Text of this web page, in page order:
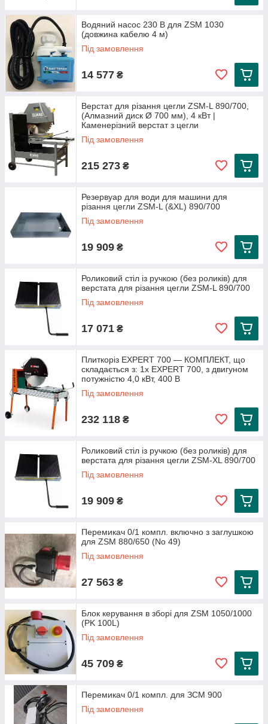
Водяний насос 230 В для ZSM 1030
(довжина кабелю 4 м)
Під замовлення
14 577 ₴
Верстат для різання цегли ZSM-L 890/700,
(Алмазний диск Ø 700 мм), 4 кВт |
Каменерізний верстат з цегли
Під замовлення
215 273 ₴
Резервуар для води для машини для
різання цегли ZSM-L (&XL) 890/700
Під замовлення
19 909 ₴
Роликовий стіл із ручкою (без роликів) для
верстата для різання цегли ZSM-L 890/700
Під замовлення
17 071 ₴
Плиткоріз EXPERT 700 — КОМПЛЕКТ, що
складається з: 1x EXPERT 700, з двигуном
потужністю 4,0 кВт, 400 В
Під замовлення
232 118 ₴
Роликовий стіл із ручкою (без роликів) для
верстата для різання цегли ZSM-XL 890/700
Під замовлення
19 909 ₴
Перемикач 0/1 компл. включно з заглушкою
для ZSM 880/650 (No 49)
Під замовлення
27 563 ₴
Блок керування в зборі для ZSM 1050/1000
(PK 100L)
Під замовлення
45 709 ₴
Перемикач 0/1 компл. для ЗСМ 900
Під замовлення